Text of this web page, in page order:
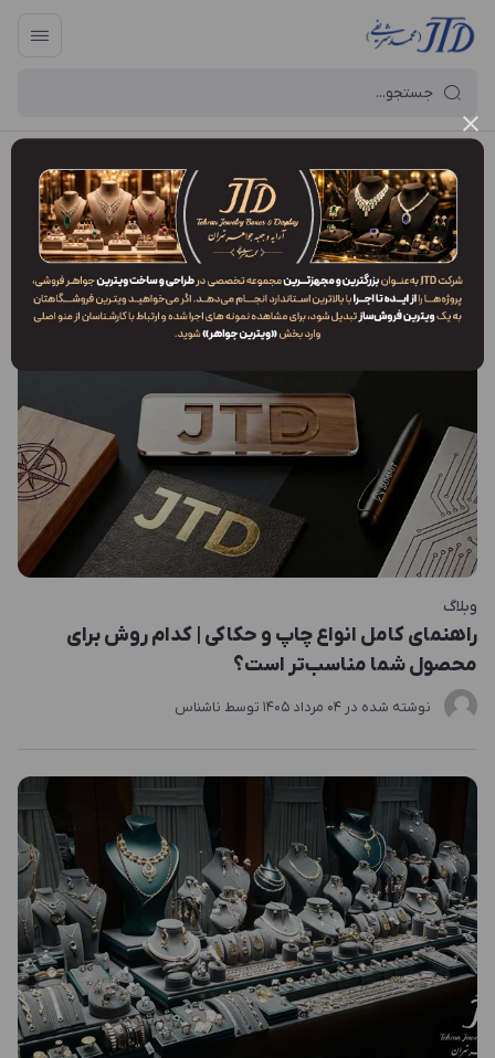
آرایه و جعبه جواهر تهران / وبلاگ
وبلاگ
وبلاگ
راهنمای کامل انواع چاپ و حکاکی | کدام روش برای
محصول شما مناسب‌تر است؟
نوشته شده در 04 مرداد 1405 توسط ناشناس